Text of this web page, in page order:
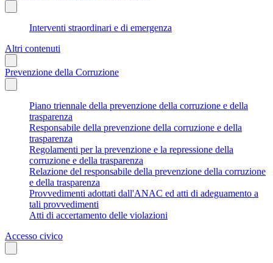
Interventi straordinari e di emergenza
Altri contenuti
Prevenzione della Corruzione
Piano triennale della prevenzione della corruzione e della
trasparenza
Responsabile della prevenzione della corruzione e della
trasparenza
Regolamenti per la prevenzione e la repressione della
corruzione e della trasparenza
Relazione del responsabile della prevenzione della corruzione
e della trasparenza
Provvedimenti adottati dall'ANAC ed atti di adeguamento a
tali provvedimenti
Atti di accertamento delle violazioni
Accesso civico